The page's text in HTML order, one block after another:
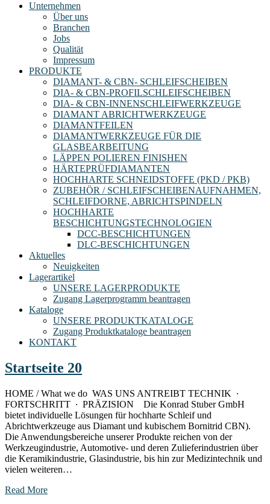
Unternehmen
Über uns
Branchen
Jobs
Qualität
Impressum
PRODUKTE
DIAMANT- & CBN- SCHLEIFSCHEIBEN
DIA- & CBN-PROFILSCHLEIFSCHEIBEN
DIA- & CBN-INNENSCHLEIFWERKZEUGE
DIAMANT ABRICHTWERKZEUGE
DIAMANTFEILEN
DIAMANTWERKZEUGE FÜR DIE
GLASBEARBEITUNG
LÄPPEN POLIEREN FINISHEN
HÄRTEPRÜFDIAMANTEN
HOCHHARTE SCHNEIDSTOFFE (PKD / PKB)
ZUBEHÖR / SCHLEIFSCHEIBENAUFNAHMEN,
SCHLEIFDORNE, ABRICHTSPINDELN
HOCHHARTE
BESCHICHTUNGSTECHNOLOGIEN
DCC-BESCHICHTUNGEN
DLC-BESCHICHTUNGEN
Aktuelles
Neuigkeiten
Lagerartikel
UNSERE LAGERPRODUKTE
Zugang Lagerprogramm beantragen
Kataloge
UNSERE PRODUKTKATALOGE
Zugang Produktkataloge beantragen
KONTAKT
Startseite 20
HOME / What we do WAS UNS ANTREIBT TECHNIK ∙
FORTSCHRITT ∙ PRÄZISION Die Konrad Stuber GmbH
bietet individuelle Lösungen für hochharte Schleif und
Abrichtwerkzeuge aus Diamant und kubischem Bornitrid CBN).
Die Anwendungsbereiche unserer Produkte reichen von der
Werkzeugindustrie, Automotive- und deren Zulieferindustrien über
die Keramikindustrie, Glasindustrie, bis hin zur Medizintechnik und
vielen weiteren…
Read More